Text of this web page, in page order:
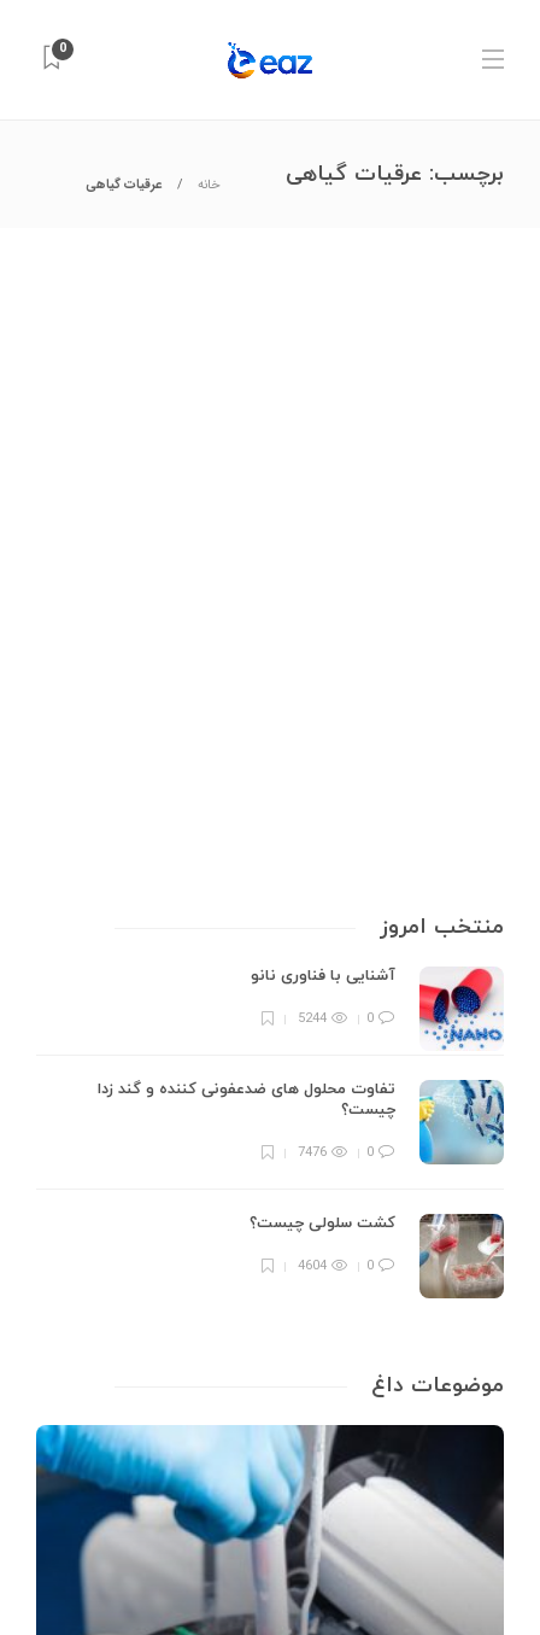
0
برچسب: عرقیات گیاهی خانه عرقیات گیاهی
منتخب امروز
آشنایی با فناوری نانو
0
5244
تفاوت محلول های ضدعفونی کننده و گند زدا
چیست؟
0
7476
کشت سلولی چیست؟
0
4604
موضوعات داغ